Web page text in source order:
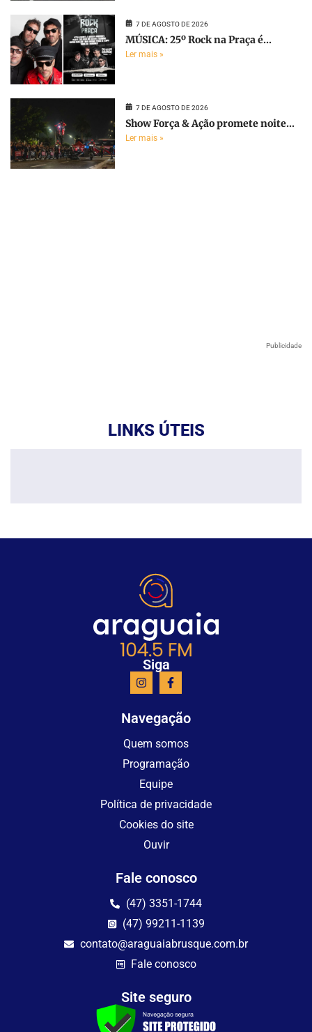
7 DE AGOSTO DE 2026
MÚSICA: 25º Rock na Praça é...
Ler mais »
7 DE AGOSTO DE 2026
Show Força & Ação promete noite...
Ler mais »
Publicidade
LINKS ÚTEIS
Siga
Navegação
Quem somos
Programação
Equipe
Política de privacidade
Cookies do site
Ouvir
Fale conosco
(47) 3351-1744
(47) 99211-1139
contato@araguaiabrusque.com.br
Fale conosco
Site seguro